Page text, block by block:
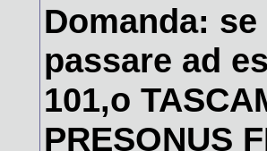
Domanda:
passare ad
101,o
PRESONUS